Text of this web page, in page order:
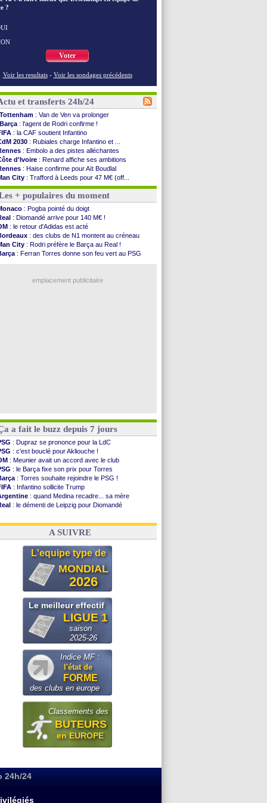
?
Voter
Voir les resultats - Voir les sondages précédents
et transferts 24h/24
Tottenham : Van de Ven va prolonger
Barça : l'agent de Rodri confirme !
: la CAF soutient Infantino
2030 : Rubiales charge Infantino et ...
: Embolo a des pistes alléchantes
d'Ivoire : Renard affiche ses ambitions
: Haise confirme pour Aït Boudlal
City : Trafford à Leeds pour 47 M€ (off...
Utd: Zirkzee vers la Juventus ?
: Monaco s'impose contre Getafe
: Der Zakarian et sa relation avec Kita
: le club prêt à libérer Kondogbia ?
: le message touchant d'Akliouche
: Tebas en remet une couche
: l'UEFA maintient la pression
: Tebas encense Luis Enrique
: Vinicius jusqu'en 2032 (officiel)
: c'est confirmé pour Vinicius
+ populaires du moment
: Pogba pointé du doigt
: Diomandé arrive pour 140 M€ !
: le retour d'Adidas est acté
: des clubs de N1 montent au créneau
City : Rodri préfère le Barça au Real !
: Ferran Torres donne son feu vert au PSG
emplacement publicitaire
a fait le buzz depuis 7 jours
: Dupraz se prononce pour la LdC
: c'est bouclé pour Akliouche !
: Meunier avait un accord avec le club
: le Barça fixe son prix pour Torres
: Torres souhaite rejoindre le PSG !
: Infantino sollicite Trump
: quand Medina recadre... sa mère
: le démenti de Leipzig pour Diomandé
: le conseiller d'Infantino démissionne !
A SUIVRE
L'equipe type de
MONDIAL
2026
Le meilleur effectif
LIGUE 1
saison
2025-26
Indice MF :
l'état de
FORME
des clubs en europe
Classements des
BUTEURS
en EUROPE
24h/24